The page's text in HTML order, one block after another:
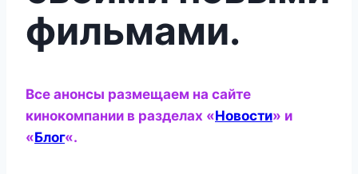
фильмами.
Все анонсы размещаем на сайте
кинокомпании в разделах «Новости» и
«Блог«.